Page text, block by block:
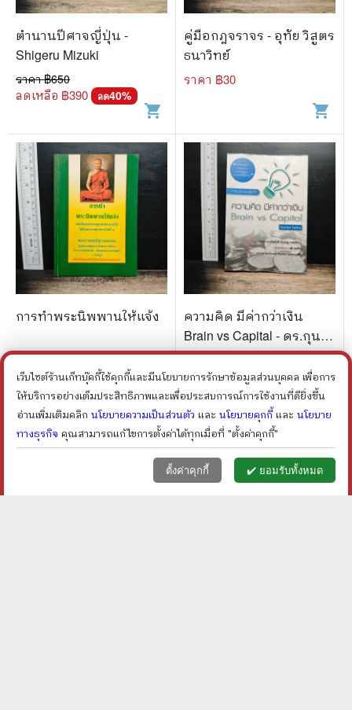
ตำนานปีศาจญี่ปุ่น -
Shigeru Mizuki
ราคา ฿650
ลดเหลือ ฿390 ลด40%
shopping_cart
คู่มือกฎจราจร - อุทัย วิสูตร
ธนาวิทย์
ราคา ฿30
shopping_cart
การทำพระนิพพานให้แจ้ง
ราคา ฿30
shopping_cart
ความคิด มีค่ากว่าเงิน
Brain vs Capital - ดร.กุน
เธอร์ ฟัลติน
ราคา ฿70
ลดเหลือ ฿60 ลด14%
shopping_cart
ตะกร้า (0 faceเมนูลูกค้า
เว็บไซต์ร้านเก็ทบุ๊คกี้ใช้คุกกี้และมีนโยบายการรักษาข้อมูลส่วนบุคคล เพื่อการ
ให้บริการอย่างเต็มประสิทธิภาพและเพื่อประสบการณ์การใช้งานที่ดียิ่งขึ้น
อ่านเพิ่มเติมคลิก นโยบายความเป็นส่วนตัว และ นโยบายคุกกี้ และ นโยบาย
ทางธุรกิจ คุณสามารถแก้ไขการตั้งค่าได้ทุกเมื่อที่ "ตั้งค่าคุกกี้"
ตั้งค่าคุกกี้ ✔️ ยอมรับทั้งหมด